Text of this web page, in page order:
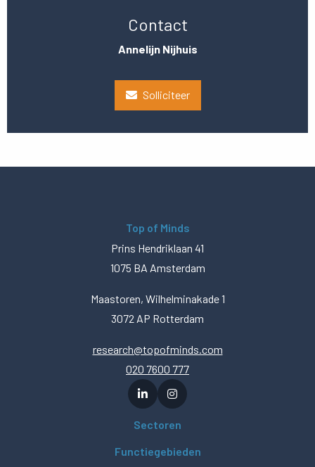
Contact
Annelijn Nijhuis
Solliciteer
Top of Minds
Prins Hendriklaan 41
1075 BA Amsterdam
Maastoren, Wilhelminakade 1
3072 AP Rotterdam
research@topofminds.com
020 7600 777
Sectoren
Functiegebieden